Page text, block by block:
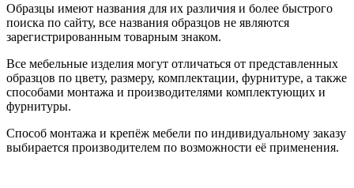
Образцы имеют названия для их различия и более быстрого
поиска по сайту, все названия образцов не являются
зарегистрированным товарным знаком.
Все мебельные изделия могут отличаться от представленных
образцов по цвету, размеру, комплектации, фурнитуре, а также
способами монтажа и производителями комплектующих и
фурнитуры.
Способ монтажа и крепёж мебели по индивидуальному заказу
выбирается производителем по возможности её применения.